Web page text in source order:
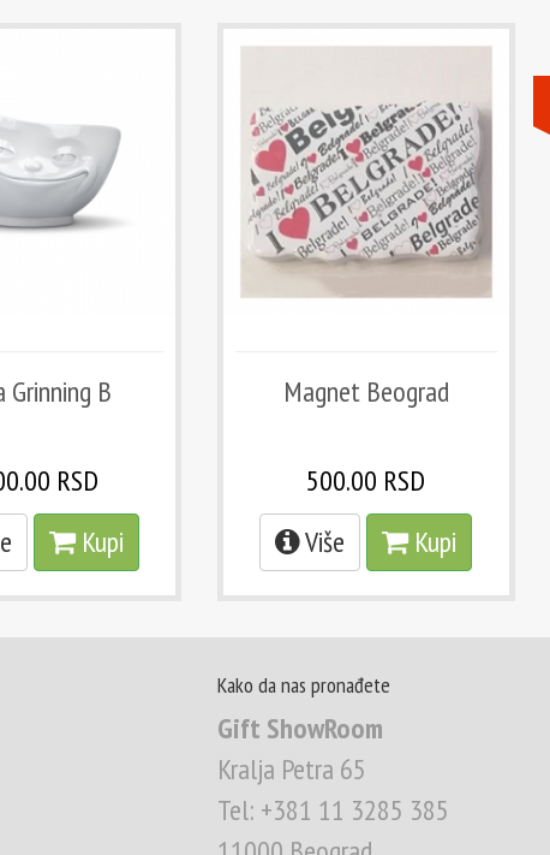
Grinning B
RSD
Kupi
Magnet Beograd
500.00 RSD
Više
Kupi
Kako da nas pronađete
Gift ShowRoom
Kralja Petra 65
Tel: +381 11 3285 385